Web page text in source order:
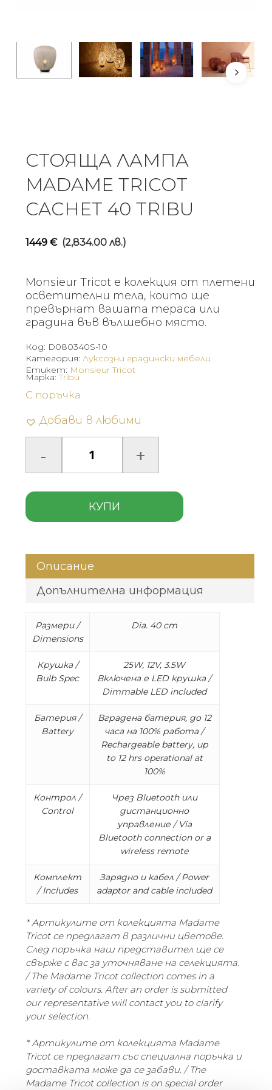
СТОЯЩА ЛАМПА
MADAME TRICOT
CACHET 40 TRIBU
1449 € (2,834.00 лв.)
Monsieur Tricot е колекция от плетени
осветителни тела, които ще
превърнат вашата тераса или
градина във вълшебно място.
Код: D080340S-10
Категория: Луксозни градински мебели
Етикет: Monsieur Tricot
С поръчка
Добави в любими
КУПИ
Марка:Tribu
Описание
Допълнителна информация
Размери /
Dimensions
Dia. 40 cm
Крушка /
Bulb Spec
25W, 12V, 3.5W
Включена е LED крушка /
Dimmable LED included
Батерия /
Battery
Вградена батерия, до 12
часа на 100% работа /
Rechargeable battery, up
to 12 hrs operational at
100%
Контрол /
Control
Чрез Bluetooth или
дистанционно
управление / Via
Bluetooth connection or a
wireless remote
Комплект
/ Includes
Зарядно и кабел / Power
adaptor and cable included
* Артикулите от колекцията Madame
Tricot се предлагат в различни цветове.
След поръчка наш представител ще се
свърже с вас за уточняване на селекцията.
/ The Madame Tricot collection comes in a
variety of colours. After an order is submitted
our representative will contact you to clarify
your selection.
* Артикулите от колекцията Madame
Tricot се предлагат със специална поръчка и
доставката може да се забави. / The
Madame Tricot collection is on special order